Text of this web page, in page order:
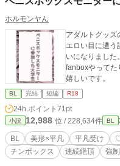
ホルモンヤん
アダルトグッズ
エロい目に遭う話。 ペニスボックスというか、遠
いになりまし
fanboxやってた
嬉しいです。
BL 完結 短編 R18
24h.ポイント 71pt
小説 12,988 位 / 228,634件 BL
BL 美形×平凡 平凡受け
チンボックス
連続絶頂 強